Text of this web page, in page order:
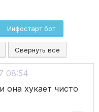
Инфостарт бот
Свернуть все
08:54
она хукает чисто